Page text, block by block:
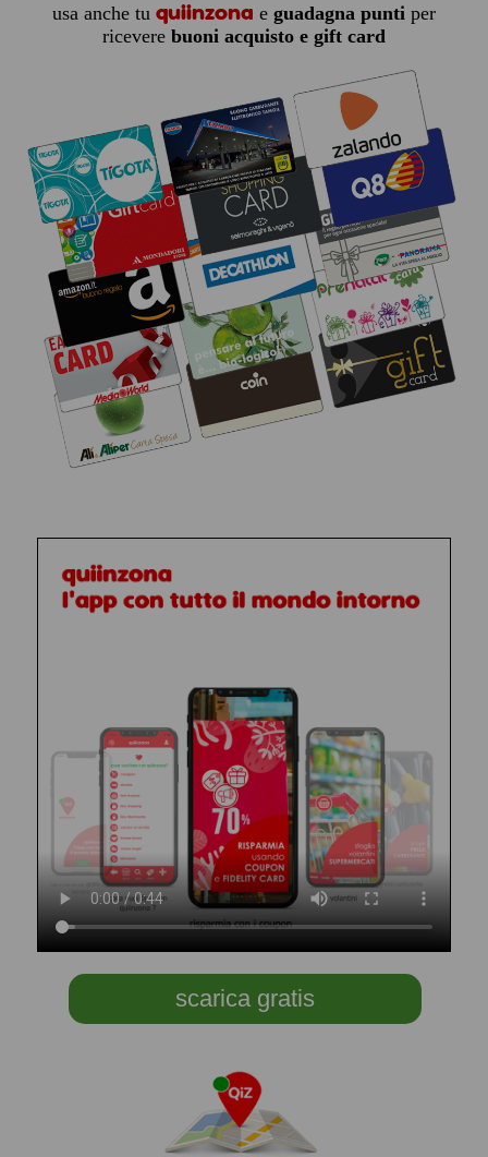
usa anche tu quiinzona e guadagna puntiper
ricevere buoni acquisto e gift card
scarica gratis